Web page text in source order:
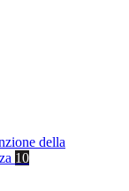
della
10